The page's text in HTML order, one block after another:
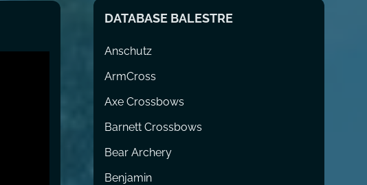
DATABASE BALESTRE
Anschutz
ArmCross
Axe Crossbows
Barnett Crossbows
Bear Archery
Benjamin